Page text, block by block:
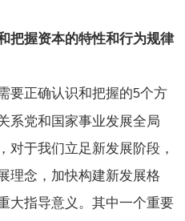
把握资本的特性和行为规律
要正确认识和把握的5个方
系党和国家事业发展全局
对于我们立足新发展阶段，
理念，加快构建新发展格
大指导意义。其中一个重要